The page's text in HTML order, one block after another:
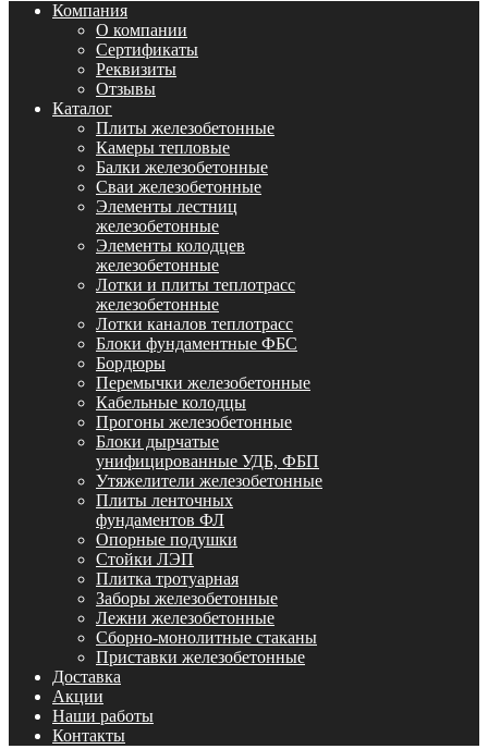
Компания
О компании
Сертификаты
Реквизиты
Отзывы
Каталог
Плиты железобетонные
Камеры тепловые
Балки железобетонные
Сваи железобетонные
Элементы лестниц
железобетонные
Элементы колодцев
железобетонные
Лотки и плиты теплотрасс
железобетонные
Лотки каналов теплотрасс
Блоки фундаментные ФБС
Бордюры
Перемычки железобетонные
Кабельные колодцы
Прогоны железобетонные
Блоки дырчатые
унифицированные УДБ, ФБП
Утяжелители железобетонные
Плиты ленточных
фундаментов ФЛ
Опорные подушки
Стойки ЛЭП
Плитка тротуарная
Заборы железобетонные
Лежни железобетонные
Сборно-монолитные стаканы
Приставки железобетонные
Доставка
Акции
Наши работы
Контакты